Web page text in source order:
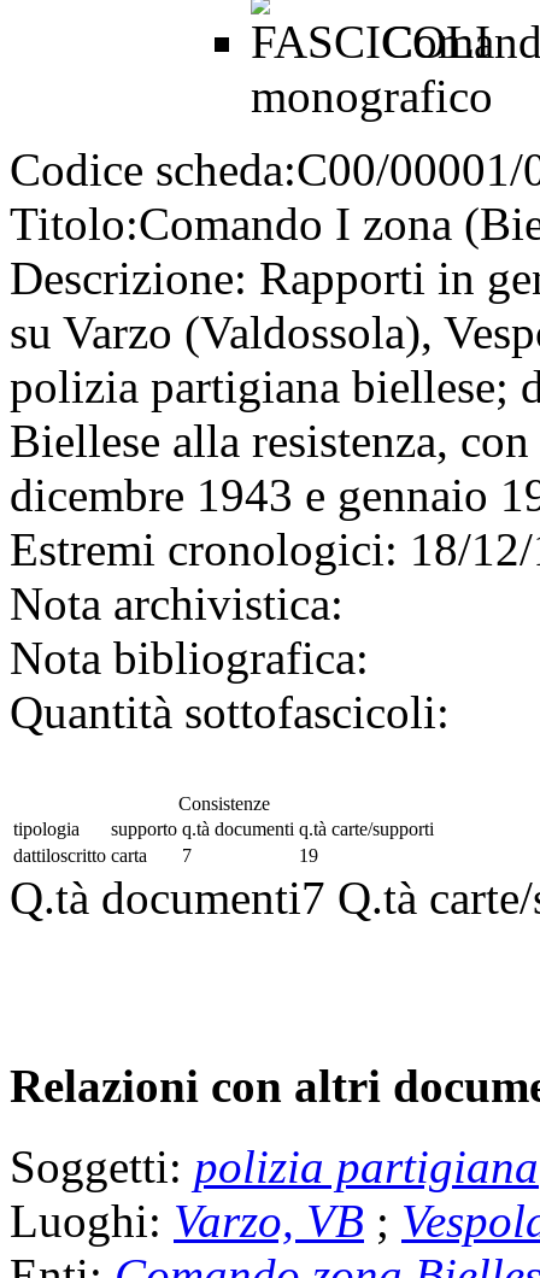
monografico
Codice scheda:C00/00001/
Titolo:Comando I zona
Descrizione: Rapporti in
su Varzo (Valdossola),
polizia partigiana biellese;
Biellese alla resistenza,
dicembre 1943 e gennaio
Estremi cronologici: 18/
Nota archivistica:
Nota bibliografica:
Quantità sottofascicoli:
Consistenze
tipologia
supporto q.tà documenti q.tà carte/supporti
dattiloscritto carta 7 19
Q.tà documenti7 Q.tà
Relazioni con altri
Soggetti: polizia partigiana
Luoghi: Varzo, VB ;